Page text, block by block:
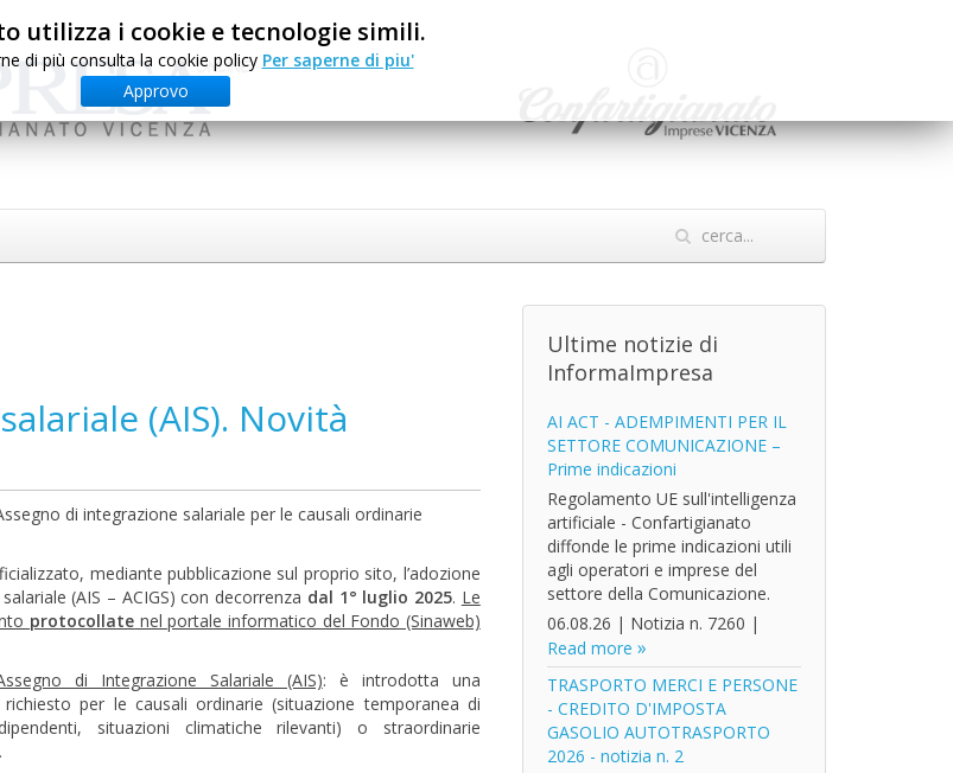
utilizza i cookie e tecnologie simili.
di più consulta la cookie policy Per saperne di piu'
Approvo
(AIS). Novità
di integrazione salariale per le causali ordinarie
mediante pubblicazione sul proprio sito, l’adozione
(AIS – ACIGS) con decorrenza dal 1° luglio 2025. Le
protocollate nel portale informatico del Fondo (Sinaweb)
di Integrazione Salariale (AIS): è introdotta una
per le causali ordinarie (situazione temporanea di
situazioni climatiche rilevanti) o straordinarie
Ultime notizie di
InformaImpresa
AI ACT - ADEMPIMENTI PER IL
SETTORE COMUNICAZIONE –
Prime indicazioni
Regolamento UE sull'intelligenza
artificiale - Confartigianato
diffonde le prime indicazioni utili
agli operatori e imprese del
settore della Comunicazione.
06.08.26 | Notizia n. 7260 |
Read more
TRASPORTO MERCI E PERSONE
- CREDITO D'IMPOSTA
GASOLIO AUTOTRASPORTO
2026 - notizia n. 2